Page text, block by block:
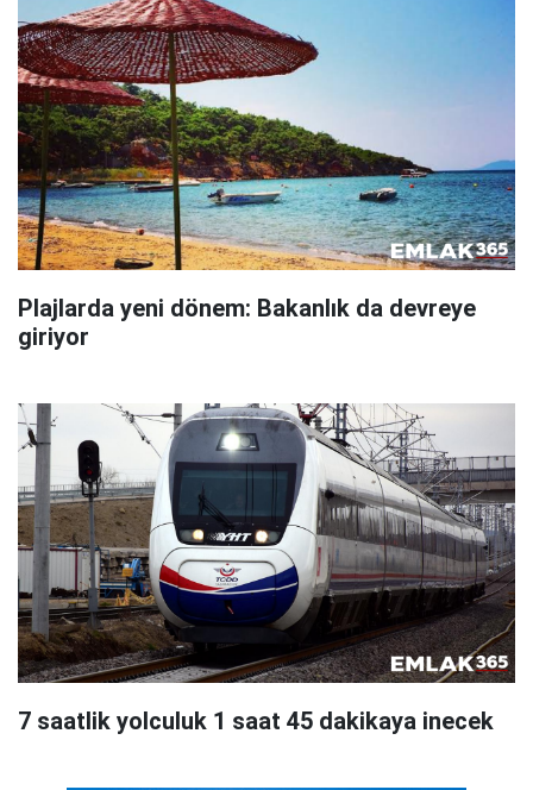
Plajlarda yeni dönem: Bakanlık da devreye
giriyor
7 saatlik yolculuk 1 saat 45 dakikaya inecek